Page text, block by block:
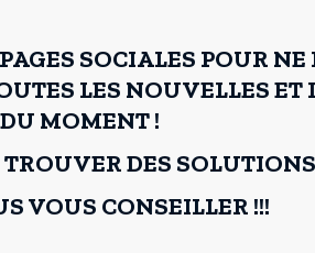
SOCIALES POUR NE
LES NOUVELLES ET
MOMENT !
DES
VOUS CONSEILLER !!!